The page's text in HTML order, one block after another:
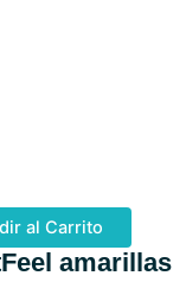
al Carrito
amarillas